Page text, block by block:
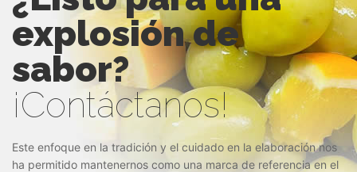
explosión de
sabor?
¡Contáctanos!
Este enfoque en la tradición y el cuidado en la elaboración nos
ha permitido mantenernos como una marca de referencia en el